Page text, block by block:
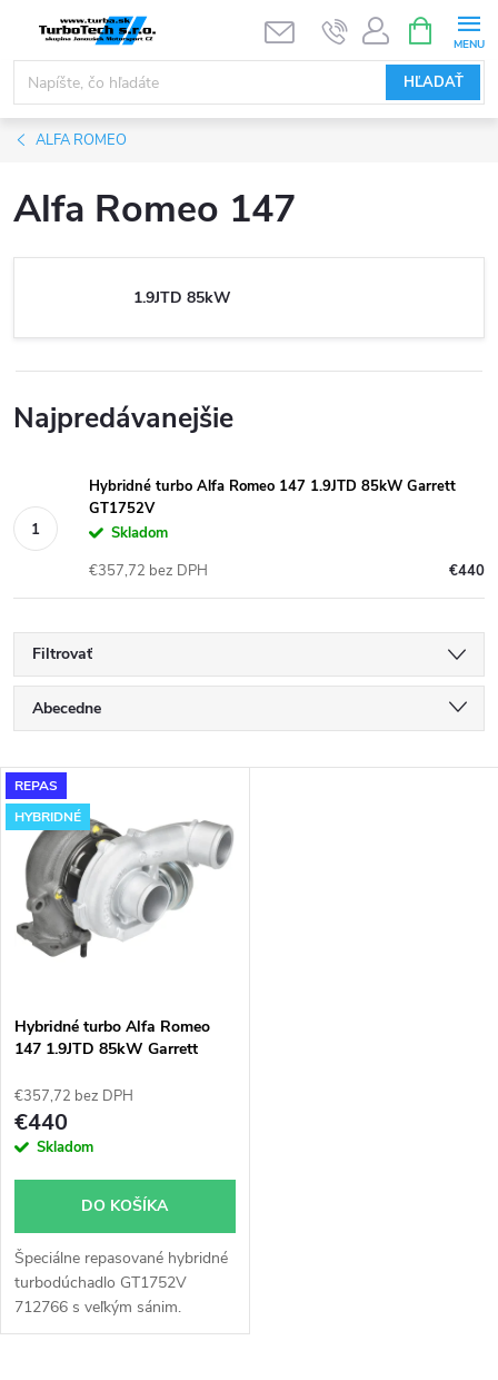
obsah
HĽADAŤ
KOŠÍK
ALFA ROMEO
Alfa Romeo 147
1.9JTD 85kW
Najpredávanejšie
Hybridné turbo Alfa Romeo 147 1.9JTD 85kW Garrett
GT1752V
Skladom
€440
€357,72 bez DPH
Filtrovať
R
a
d
e
n
e
p
r
d
u
Abecedne
Najdrahšie
Najpredávanejšie
V
ý
p
s
p
r
o
d
u
k
REPAS
HYBRIDNÉ
Hybridné turbo Alfa Romeo
147 1.9JTD 85kW Garrett
€357,72 bez DPH
€440
Skladom
DO KOŠÍKA
Špeciálne repasované hybridné
turbodúchadlo GT1752V
712766 s veľkým sánim.
Vhodné najmä k výkonnostným